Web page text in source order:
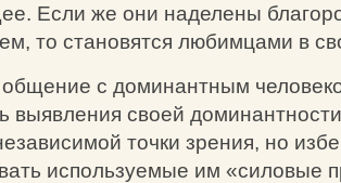
Если же они наделены
то становятся любимцами в
общение с доминантным
выявления своей
точки зрения, но
используемые им «силовые